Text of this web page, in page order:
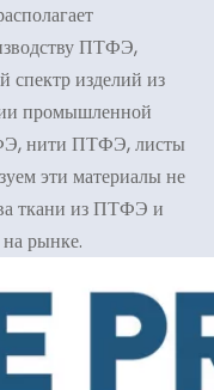
ПТФЭ,
спектр изделий из
промышленной
нити ПТФЭ, листы
эти материалы не
ткани из ПТФЭ и
рынке.